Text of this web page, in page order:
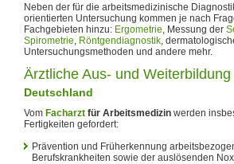
Neben der für die arbeitsmedizinische
orientierten Untersuchung kommen je nach
Fachgebieten hinzu: Ergometrie, Messung der
Spirometrie, Röntgendiagnostik,
Untersuchungsmethoden und andere mehr.
Ärztliche Aus- und Weiterbildung
Deutschland
Vom Facharzt für Arbeitsmedizin werden
Fertigkeiten gefordert:
Prävention und Früherkennung
Berufskrankheiten sowie der auslösenden